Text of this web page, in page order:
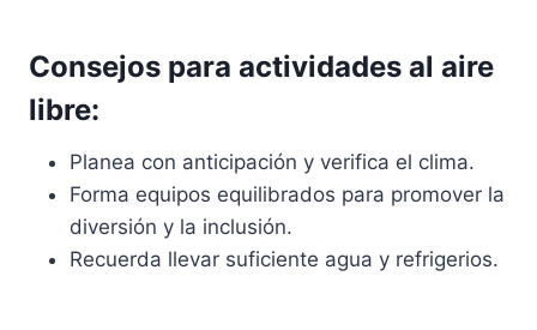
Consejos para actividades al aire
libre:
Planea con anticipación y verifica el clima.
Forma equipos equilibrados para promover la
diversión y la inclusión.
Recuerda llevar suficiente agua y refrigerios.